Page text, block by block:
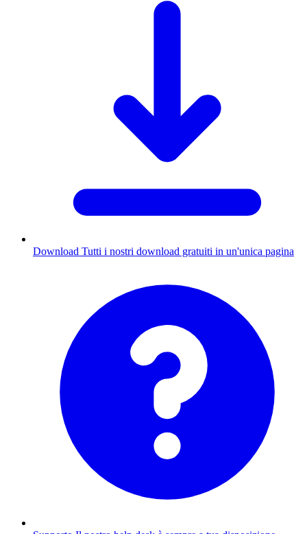
Download Tutti i nostri download gratuiti in un'unica pagina